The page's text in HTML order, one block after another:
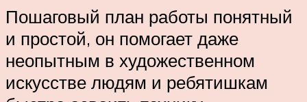
Пошаговый план работы понятный
и простой, он помогает даже
неопытным в художественном
искусстве людям и ребятишкам